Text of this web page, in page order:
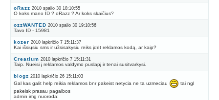
oRazz 2010 spalio 30 18:10:55
O koks mano ID ? oRazz ? Ar koks skaičius?
ozzWANTED 2010 spalio 30 19:10:56
Tavo ID - 15981
kozer 2010 lapkričio 7 15:11:37
Kai išsiųsiu sms ir užsisakysiu reiks įdėt reklamos kodą, ar kaip?
Creatium 2010 lapkričio 7 15:11:31
Taip. Nueisi į reklamos valdymo puslapį ir tenai susitvarkysi.
blogz 2010 lapkričio 26 15:11:03
Gal kas galit help reikia reklamos bnr pakeist netycia ne ta uzmeciau
tai ngl
pakeisk prasau pagalbos
admin img nuoroda: